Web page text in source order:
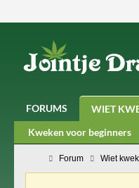
FORUMS WIET
Kweken voor beginners
Forum Wiet